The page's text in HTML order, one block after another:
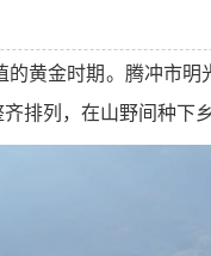
的黄金时期。腾冲市
排列，在山野间种下